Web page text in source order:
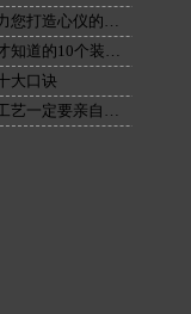
您打造心仪的…
知道的10个装…
大口诀
艺一定要亲自…